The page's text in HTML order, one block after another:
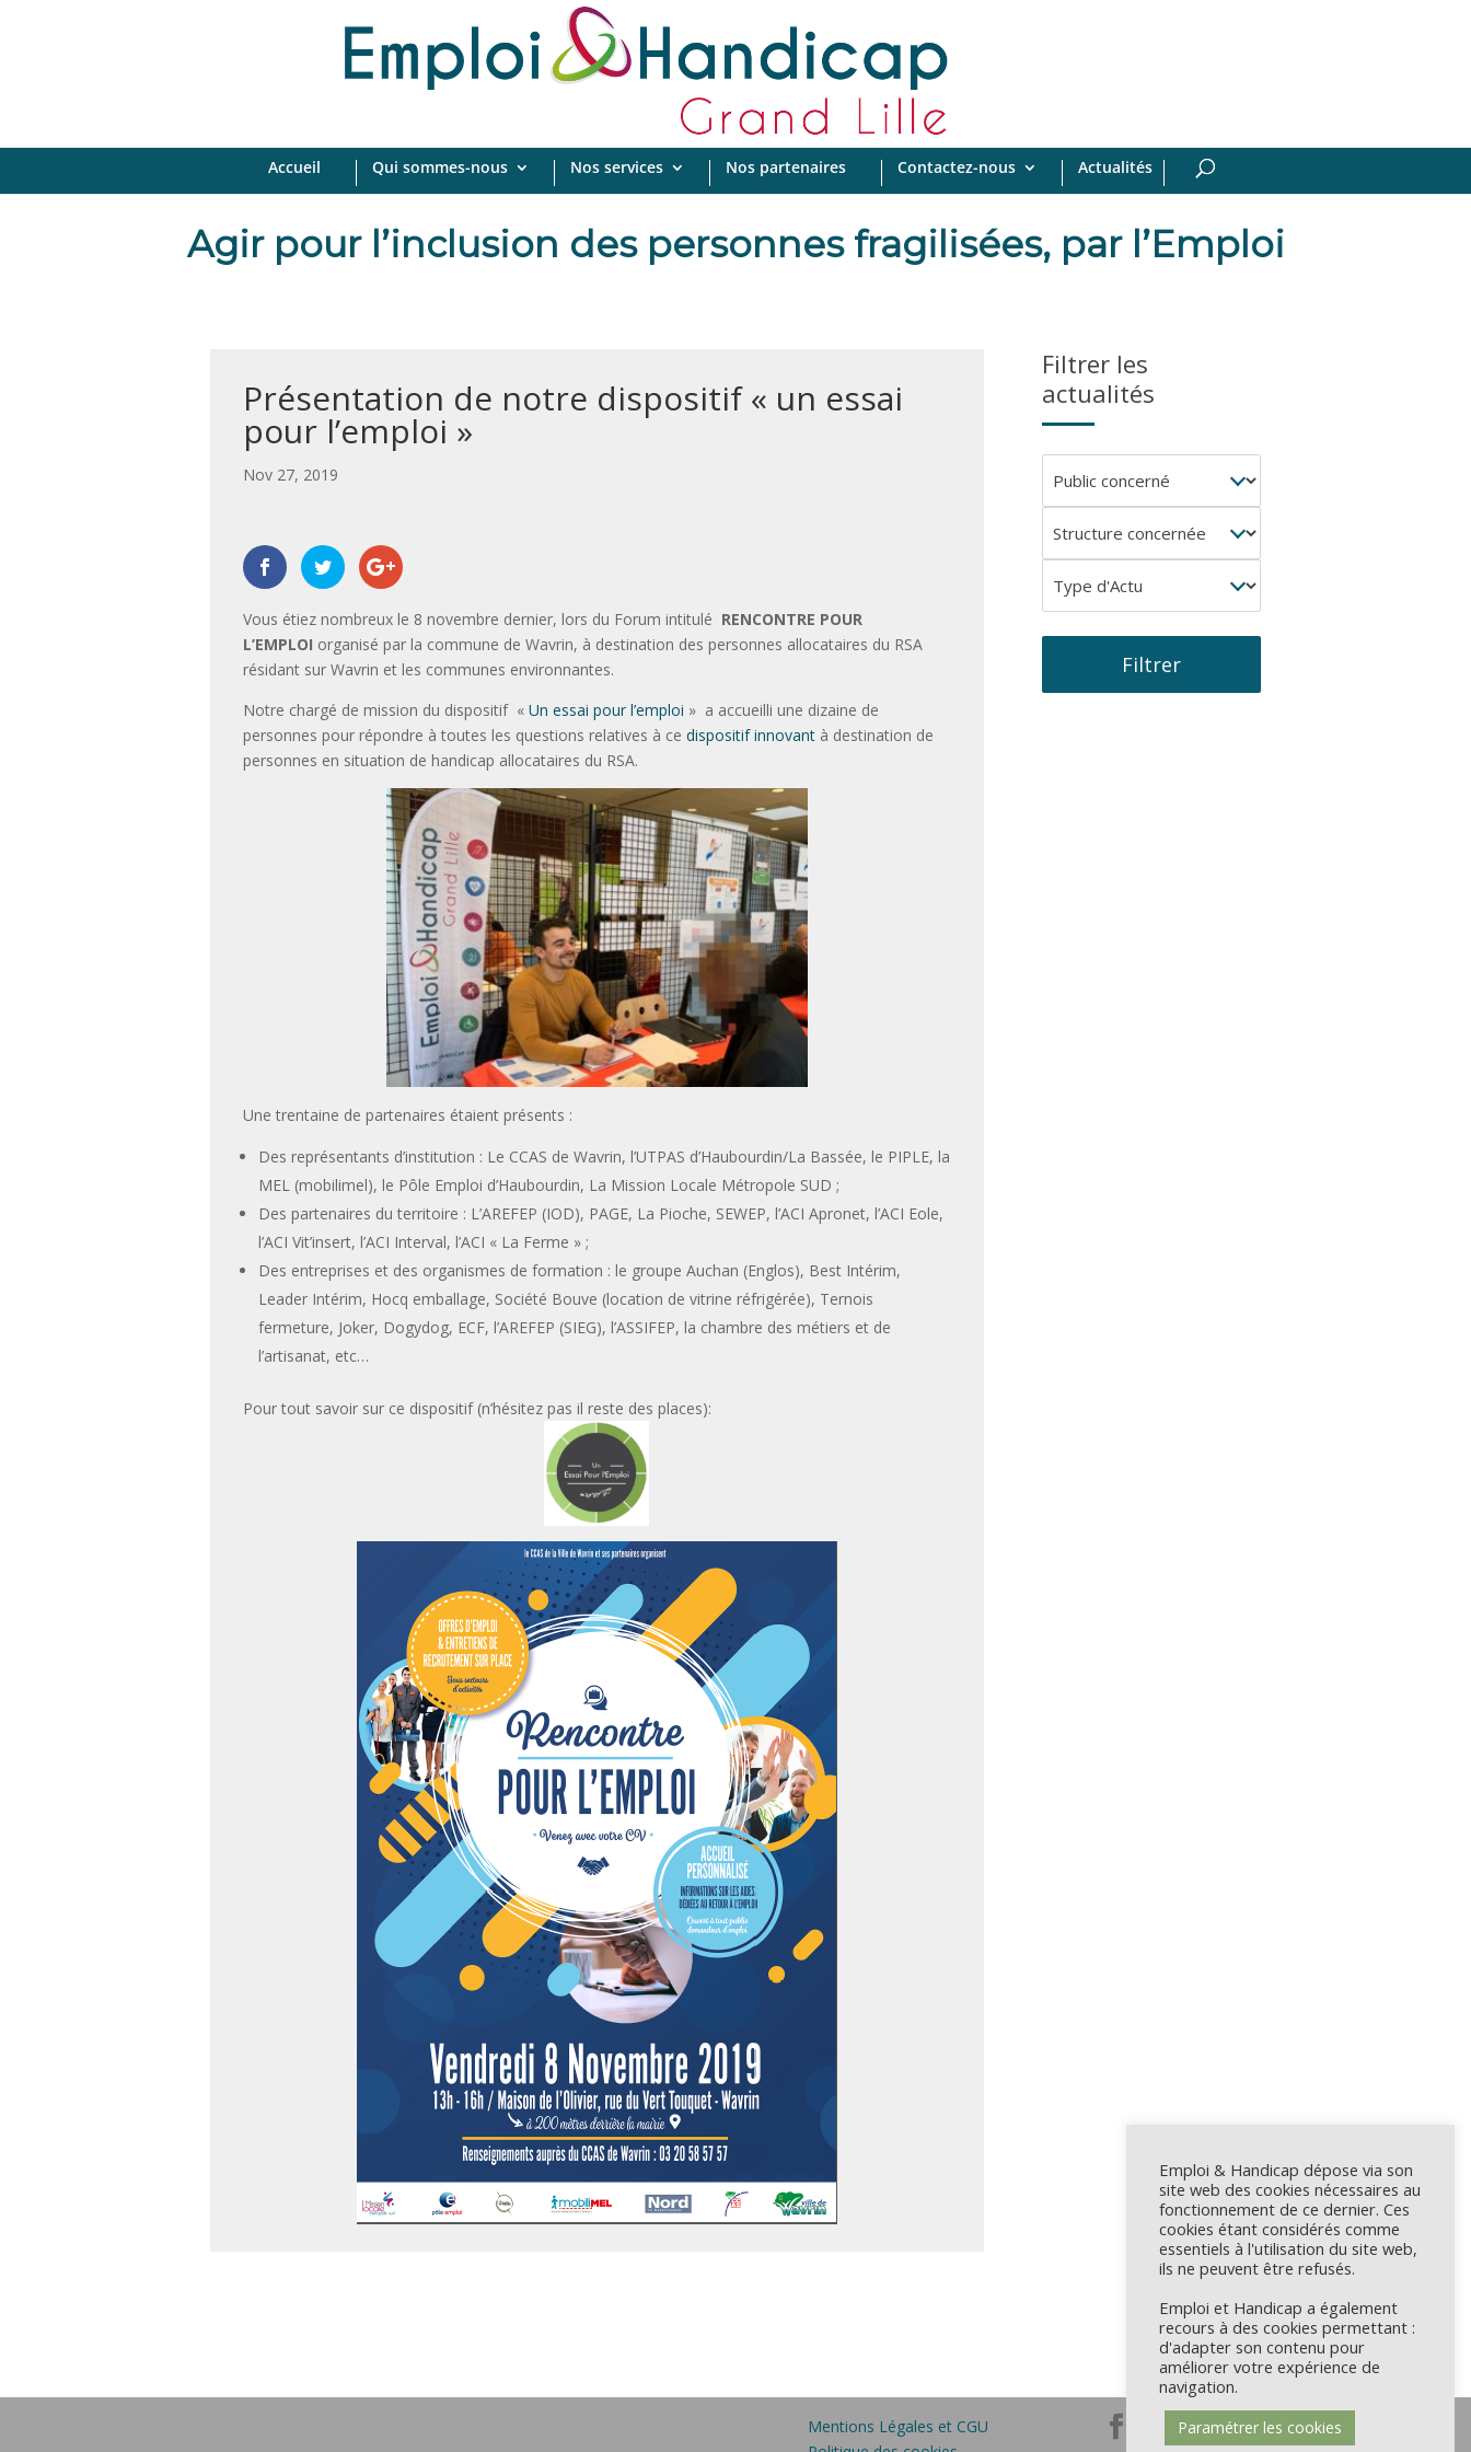
Accueil Qui sommes-nous Nos services Nos partenaires Contactez-nous Actualités
Agir pour l’inclusion des personnes fragilisées, par l’Emploi
Présentation de notre dispositif « un essai
pour l’emploi »
par|
Nov 27, 2019
Vous étiez nombreux le 8 novembre dernier, lors du Forum intitulé RENCONTRE POUR
L’EMPLOI organisé par la commune de Wavrin, à destination des personnes allocataires du RSA
résidant sur Wavrin et les communes environnantes.
Notre chargé de mission du dispositif « Un essai pour l’emploi » a accueilli une dizaine de
personnes pour répondre à toutes les questions relatives à ce dispositif innovant à destination de
personnes en situation de handicap allocataires du RSA.
Une trentaine de partenaires étaient présents :
Des représentants d’institution : Le CCAS de Wavrin, l’UTPAS d’Haubourdin/La Bassée, le PIPLE, la
MEL (mobilimel), le Pôle Emploi d’Haubourdin, La Mission Locale Métropole SUD ;
Des partenaires du territoire : L’AREFEP (IOD), PAGE, La Pioche, SEWEP, l’ACI Apronet, l’ACI Eole,
l’ACI Vit’insert, l’ACI Interval, l’ACI « La Ferme » ;
Des entreprises et des organismes de formation : le groupe Auchan (Englos), Best Intérim,
Leader Intérim, Hocq emballage, Société Bouve (location de vitrine réfrigérée), Ternois
fermeture, Joker, Dogydog, ECF, l’AREFEP (SIEG), l’ASSIFEP, la chambre des métiers et de
l’artisanat, etc…
Pour tout savoir sur ce dispositif (n’hésitez pas il reste des places):
Filtrer les
actualités
concerné
concernée
d'Actu
Filtrer
Mentions Légales et CGU
Emploi & Handicap dépose via son
site web des cookies nécessaires au
fonctionnement de ce dernier. Ces
cookies étant considérés comme
essentiels à l'utilisation du site web,
ils ne peuvent être refusés.
Emploi et Handicap a également
recours à des cookies permettant :
d'adapter son contenu pour
améliorer votre expérience de
navigation.
Paramétrer les cookies